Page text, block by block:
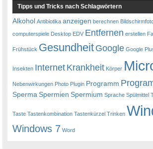
Tipps und Tricks nach Schlagwörtern
Alkohol Antibiotika anzeigen berechnen
computerspiele Desktop EDV Entfernen erstellen
Frühstück Gesundheit Google Google
Insekten Internet Krankheit Körper
Nebenwirkungen Photo Plugin Programm
Sperma Spermien Spermium Sprache Spülmittel
Taste Tastenkombination Tastenkürzel Trinken
Windows 7 Word